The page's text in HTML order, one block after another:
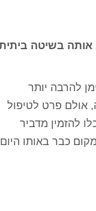
בשיטה
להרבה יותר
אולם פרט לטיפול
להזמין מדביר
כבר באותו